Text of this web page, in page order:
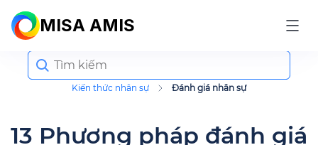
MISA AMIS
Kiến thức nhân sự Đánh giá nhân sự
Search
for:
13 Phương pháp đánh giá